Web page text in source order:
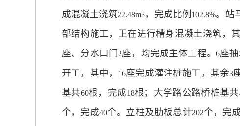
成混凝土浇筑22.48m3，完成比例 102.8%。站
部结构施工，正在进行槽身混凝土浇筑，
座、分水口门 2座，均完成主体工程。 6座
开工，其中，
16座完成灌注桩施工，其余3
基共60根，完成18根；大学路公路桥桩基共
个，完成40个。立柱及肋板总计202个，完成